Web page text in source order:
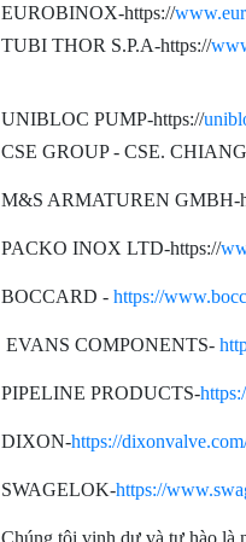
EUROBINOX-https://
TUBI THOR S.P.A-https://
UNIBLOC PUMP-https://
CSE GROUP - CSE.
M&S ARMATUREN GMBH-
PACKO INOX LTD-https://
BOCCARD - https://
EVANS COMPONENTS-
PIPELINE PRODUCTS-
DIXON-https://
SWAGELOK-https://
Chúng tôi vinh dự và tự hào là